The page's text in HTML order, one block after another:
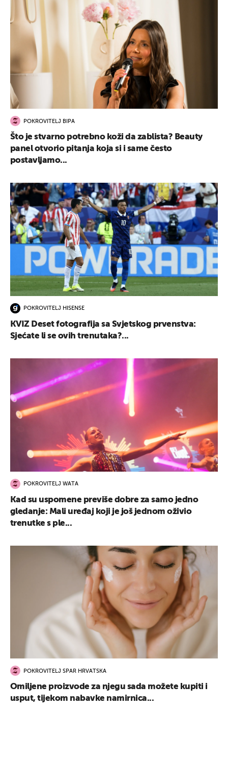
POKROVITELJ BIPA
Što je stvarno potrebno koži da zablista? Beauty
panel otvorio pitanja koja si i same često
postavljamo...
POKROVITELJ HISENSE
KVIZ Deset fotografija sa Svjetskog prvenstva:
Sjećate li se ovih trenutaka?...
POKROVITELJ WATA
Kad su uspomene previše dobre za samo jedno
gledanje: Mali uređaj koji je još jednom oživio
trenutke s ple...
POKROVITELJ SPAR HRVATSKA
Omiljene proizvode za njegu sada možete kupiti i
usput, tijekom nabavke namirnica...